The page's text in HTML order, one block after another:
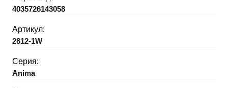
4035726143058
Артикул:
2812-1W
Серия:
Anima